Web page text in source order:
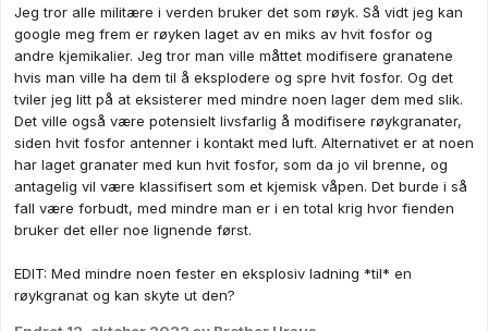
Jeg tror alle militære i verden bruker det som røyk. Så vidt jeg kan
google meg frem er røyken laget av en miks av hvit fosfor og
andre kjemikalier. Jeg tror man ville måttet modifisere granatene
hvis man ville ha dem til å eksplodere og spre hvit fosfor. Og det
tviler jeg litt på at eksisterer med mindre noen lager dem med slik.
Det ville også være potensielt livsfarlig å modifisere røykgranater,
siden hvit fosfor antenner i kontakt med luft. Alternativet er at noen
har laget granater med kun hvit fosfor, som da jo vil brenne, og
antagelig vil være klassifisert som et kjemisk våpen. Det burde i så
fall være forbudt, med mindre man er i en total krig hvor fienden
bruker det eller noe lignende først.
EDIT: Med mindre noen fester en eksplosiv ladning *til* en
røykgranat og kan skyte ut den?